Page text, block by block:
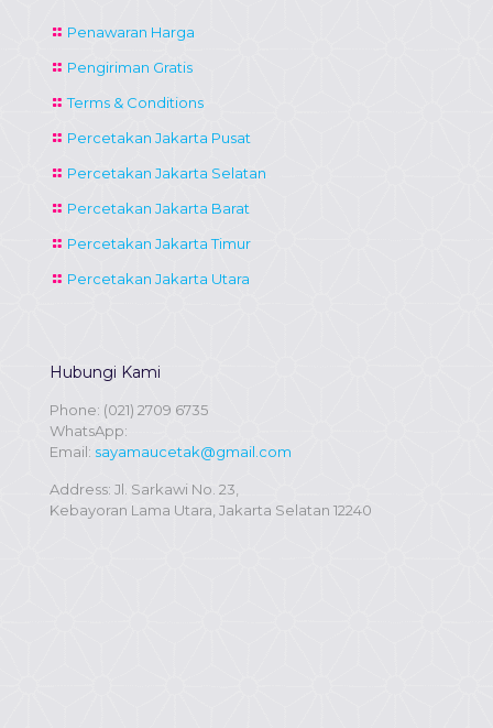
Penawaran Harga
Pengiriman Gratis
Terms & Conditions
Percetakan Jakarta Pusat
Percetakan Jakarta Selatan
Percetakan Jakarta Barat
Percetakan Jakarta Timur
Percetakan Jakarta Utara
Hubungi Kami
Phone: (021) 2709 6735
WhatsApp:
Email: sayamaucetak@gmail.com
Address: Jl. Sarkawi No. 23,
Kebayoran Lama Utara, Jakarta Selatan 12240